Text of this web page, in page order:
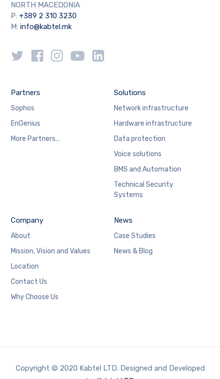
NORTH MACEDONIA
P: +389 2 310 3230
M:info@kabtel.mk
Partners
Sophos
EnGenius
More Partners…
Solutions
Network infrastructure
Hardware infrastructure
Data protection
Voice solutions
BMS and Automation
Technical Security
Systems
Company
About
Mission, Vision and Values
Location
Contact Us
Why Choose Us
News
Case Studies
News & Blog
Copyright © 2020 Kabtel LTD. Designed and Developed